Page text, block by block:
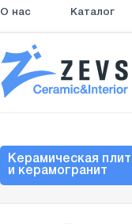
О нас Каталог
Керамическая
и керамогранит